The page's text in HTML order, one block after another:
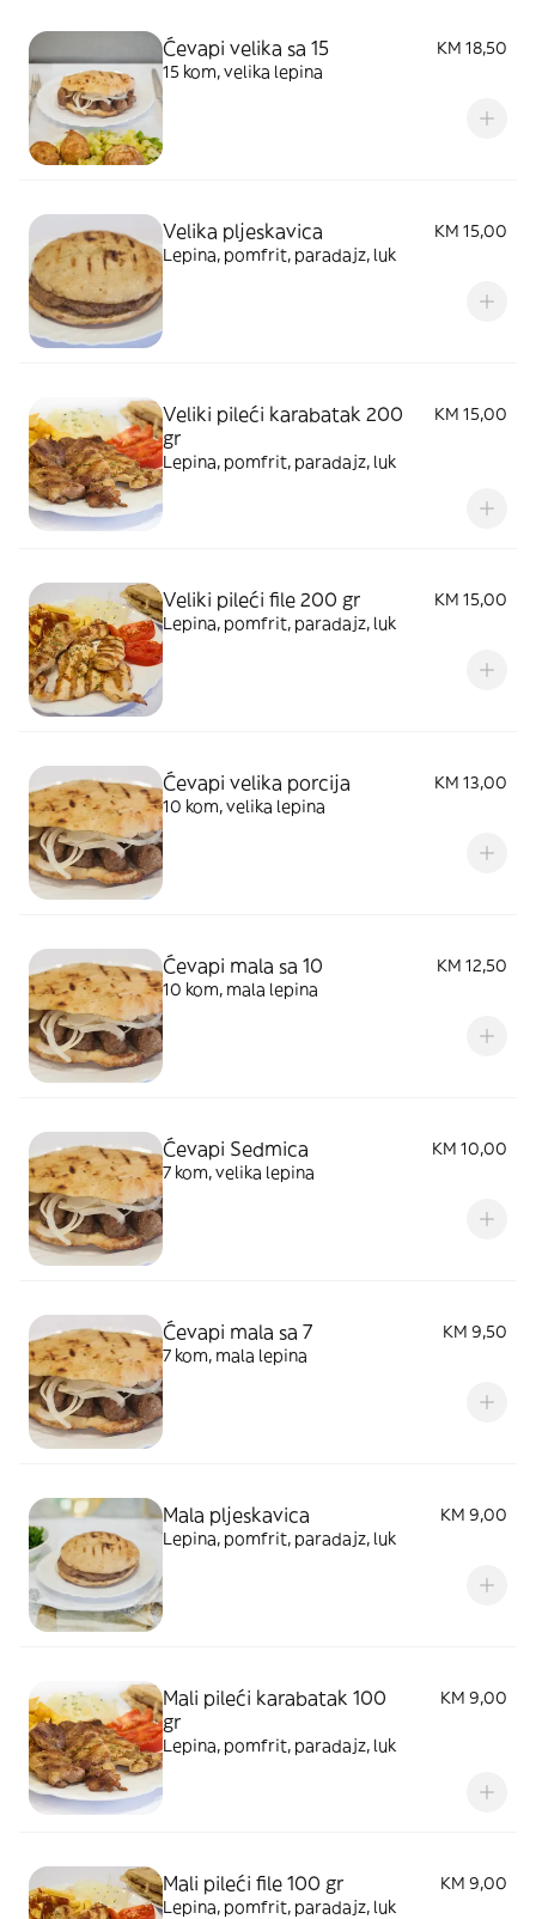
Ćevapi velika sa 15
KM 18,50
15 kom, velika lepina
Velika pljeskavica
KM 15,00
Lepina, pomfrit, paradajz, luk
Veliki pileći karabatak 200
gr
KM 15,00
Lepina, pomfrit, paradajz, luk
Veliki pileći file 200 gr
KM 15,00
Lepina, pomfrit, paradajz, luk
Ćevapi velika porcija
KM 13,00
10 kom, velika lepina
Ćevapi mala sa 10
KM 12,50
10 kom, mala lepina
Ćevapi Sedmica
KM 10,00
7 kom, velika lepina
Ćevapi mala sa 7
KM 9,50
7 kom, mala lepina
Mala pljeskavica
KM 9,00
Lepina, pomfrit, paradajz, luk
Mali pileći karabatak 100
gr
KM 9,00
Lepina, pomfrit, paradajz, luk
Mali pileći file 100 gr
KM 9,00
Lepina, pomfrit, paradajz, luk